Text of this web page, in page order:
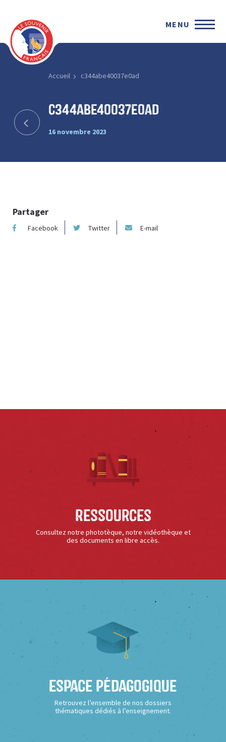
MENU
Accueil c344abe40037e0ad
c344abe40037e0ad
16 novembre 2023
Partager
Facebook Twitter E-mail
Ressources
Consultez notre phototèque, notre vidéothèque et
des documents en libre accès.
Espace Pédagogique
Retrouvez l’ensemble de nos dossiers
thématiques dédiés à l’enseignement.